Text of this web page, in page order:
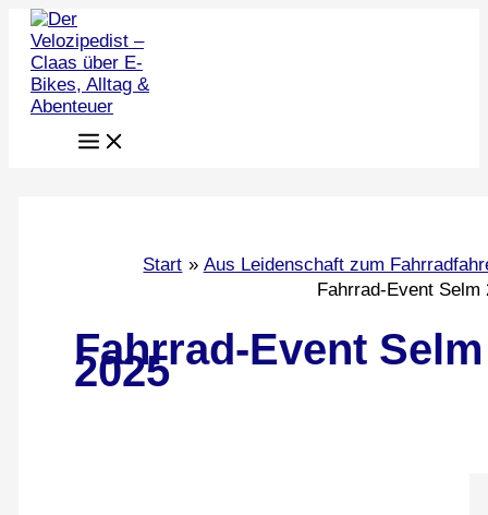
Zum
Inhalt
springen
Start
Aus Leidenschaft zum
Fahrrad-Event Selm
Fahrrad-Event Selm
2025